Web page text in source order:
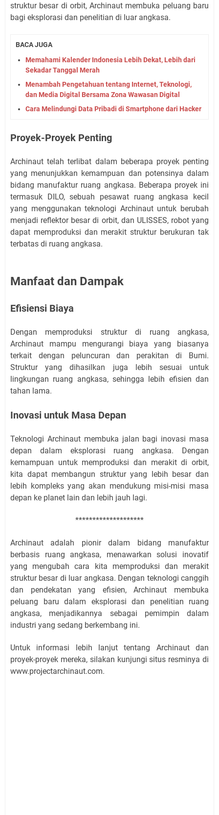
struktur besar di orbit, Archinaut membuka peluang baru
bagi eksplorasi dan penelitian di luar angkasa.
BACA JUGA
Memahami Kalender Indonesia Lebih Dekat, Lebih dari
Sekadar Tanggal Merah
Menambah Pengetahuan tentang Internet, Teknologi,
dan Media Digital Bersama Zona Wawasan Digital
Cara Melindungi Data Pribadi di Smartphone dari Hacker
Proyek-Proyek Penting
Archinaut telah terlibat dalam beberapa proyek penting
yang menunjukkan kemampuan dan potensinya dalam
bidang manufaktur ruang angkasa. Beberapa proyek ini
termasuk DILO, sebuah pesawat ruang angkasa kecil
yang menggunakan teknologi Archinaut untuk berubah
menjadi reflektor besar di orbit, dan ULISSES, robot yang
dapat memproduksi dan merakit struktur berukuran tak
terbatas di ruang angkasa.
Manfaat dan Dampak
Efisiensi Biaya
Dengan memproduksi struktur di ruang angkasa,
Archinaut mampu mengurangi biaya yang biasanya
terkait dengan peluncuran dan perakitan di Bumi.
Struktur yang dihasilkan juga lebih sesuai untuk
lingkungan ruang angkasa, sehingga lebih efisien dan
tahan lama.
Inovasi untuk Masa Depan
Teknologi Archinaut membuka jalan bagi inovasi masa
depan dalam eksplorasi ruang angkasa. Dengan
kemampuan untuk memproduksi dan merakit di orbit,
kita dapat membangun struktur yang lebih besar dan
lebih kompleks yang akan mendukung misi-misi masa
depan ke planet lain dan lebih jauh lagi.
********************
Archinaut adalah pionir dalam bidang manufaktur
berbasis ruang angkasa, menawarkan solusi inovatif
yang mengubah cara kita memproduksi dan merakit
struktur besar di luar angkasa. Dengan teknologi canggih
dan pendekatan yang efisien, Archinaut membuka
peluang baru dalam eksplorasi dan penelitian ruang
angkasa, menjadikannya sebagai pemimpin dalam
industri yang sedang berkembang ini.
Untuk informasi lebih lanjut tentang Archinaut dan
proyek-proyek mereka, silakan kunjungi situs resminya di
www.projectarchinaut.com.